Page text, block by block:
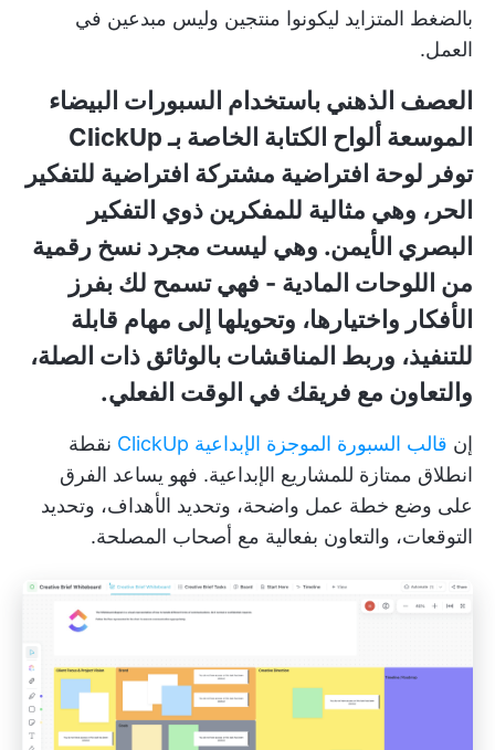
بالضغط المتزايد ليكونوا منتجين وليس مبدعين في
العمل.
العصف الذهني باستخدام السبورات البيضاء
الموسعة ألواح الكتابة الخاصة بـ ClickUp
توفر لوحة افتراضية مشتركة افتراضية للتفكير
الحر، وهي مثالية للمفكرين ذوي التفكير
البصري الأيمن. وهي ليست مجرد نسخ رقمية
من اللوحات المادية - فهي تسمح لك بفرز
الأفكار واختيارها، وتحويلها إلى مهام قابلة
للتنفيذ، وربط المناقشات بالوثائق ذات الصلة،
والتعاون مع فريقك في الوقت الفعلي.
إن قالب السبورة الموجزة الإبداعية ClickUp
نقطة
انطلاق ممتازة للمشاريع الإبداعية. فهو يساعد الفرق
على وضع خطة عمل واضحة، وتحديد الأهداف، وتحديد
التوقعات، والتعاون بفعالية مع أصحاب المصلحة.